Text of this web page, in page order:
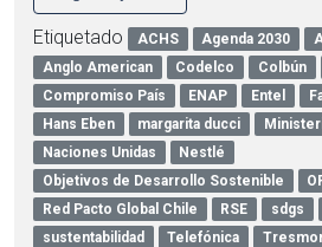
Etiquetado ACHS Agenda 2030
Anglo American
Codelco Colbún
Compromiso País
ENAP Entel
Hans Eben
margarita ducci
Naciones Unidas
Nestlé
Objetivos de Desarrollo Sostenible
Red Pacto Global Chile
RSE sdgs
sustentabilidad
Telefónica